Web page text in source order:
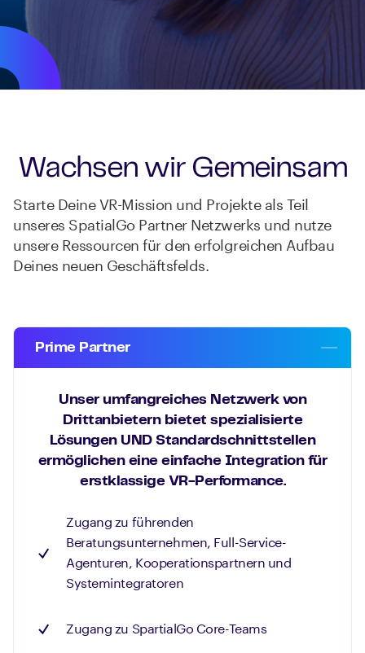
Wachsen wir Gemeinsam
Starte Deine VR-Mission und Projekte als Teil
unseres SpatialGo Partner Netzwerks und nutze
unsere Ressourcen für den erfolgreichen Aufbau
Deines neuen Geschäftsfelds.
Prime Partner
Unser umfangreiches Netzwerk von
Drittanbietern bietet spezialisierte
Lösungen UND Standardschnittstellen
ermöglichen eine einfache Integration für
erstklassige VR-Performance.
Zugang zu führenden
Beratungsunternehmen, Full-Service-
Agenturen, Kooperationspartnern und
Systemintegratoren
Zugang zu SpartialGo Core-Teams